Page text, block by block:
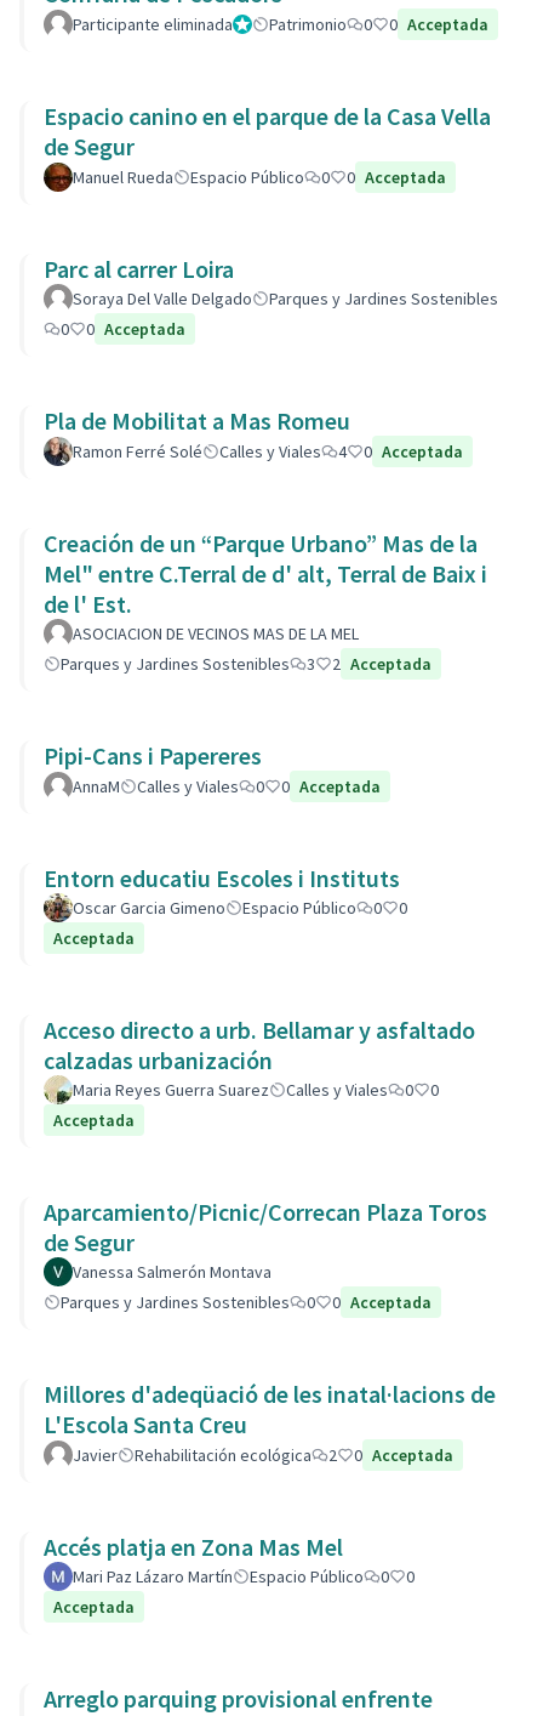
Participante eliminadaAdministrador
Patrimonio 0 0 Acceptada
Espacio canino en el parque de la Casa Vella
de Segur
Manuel Rueda Espacio Público 0 0 Acceptada
Parc al carrer Loira
Soraya Del Valle Delgado
Parques y Jardines Sostenibles
0
0 Acceptada
Pla de Mobilitat a Mas Romeu
Ramon Ferré Solé Calles y Viales 4 0 Acceptada
Creación de un “Parque Urbano” Mas de la
Mel" entre C.Terral de d' alt, Terral de Baix i
de l' Est.
ASOCIACION DE VECINOS MAS DE LA MEL
Parques y Jardines Sostenibles
3 2 Acceptada
Pipi-Cans i Papereres
AnnaM Calles y Viales 0 0 Acceptada
Entorn educatiu Escoles i Instituts
Oscar Garcia Gimeno Espacio Público 0
0
Acceptada
Acceso directo a urb. Bellamar y asfaltado
calzadas urbanización
Maria Reyes Guerra Suarez Calles y Viales 0
0
Acceptada
Aparcamiento/Picnic/Correcan Plaza Toros
de Segur
Vanessa Salmerón Montava
Parques y Jardines Sostenibles
0 0 Acceptada
Millores d'adeqüació de les inatal·lacions de
L'Escola Santa Creu
Javier Rehabilitación ecológica 2 0 Acceptada
Accés platja en Zona Mas Mel
Mari Paz Lázaro Martín Espacio Público 0
0
Acceptada
Arreglo parquing provisional enfrente